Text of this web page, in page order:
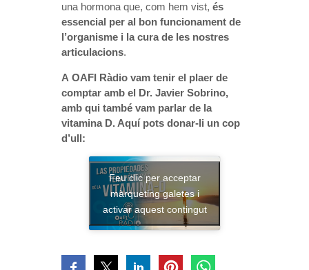
una hormona que, com hem vist, és
essencial per al bon funcionament de
l’organisme i la cura de les nostres
articulacions.
A OAFI Ràdio vam tenir el plaer de
comptar amb el Dr. Javier Sobrino,
amb qui també vam parlar de la
vitamina D. Aquí pots donar-li un cop
d’ull:
Feu clic per acceptar
màrqueting galetes i
activar aquest contingut